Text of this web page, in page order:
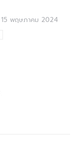
15 พฤษภาคม 2024